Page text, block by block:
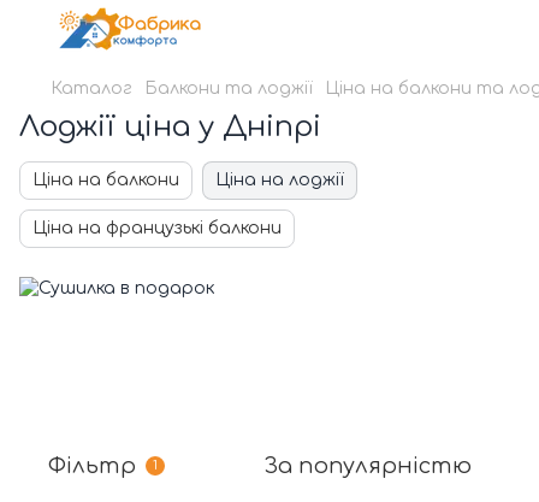
Каталог Балкони та лоджії Ціна на балкони та
Лоджії ціна у Дніпрі
Ціна на балкони Ціна на лоджії
Ціна на французькі балкони
Фільтр 1 За популярністю